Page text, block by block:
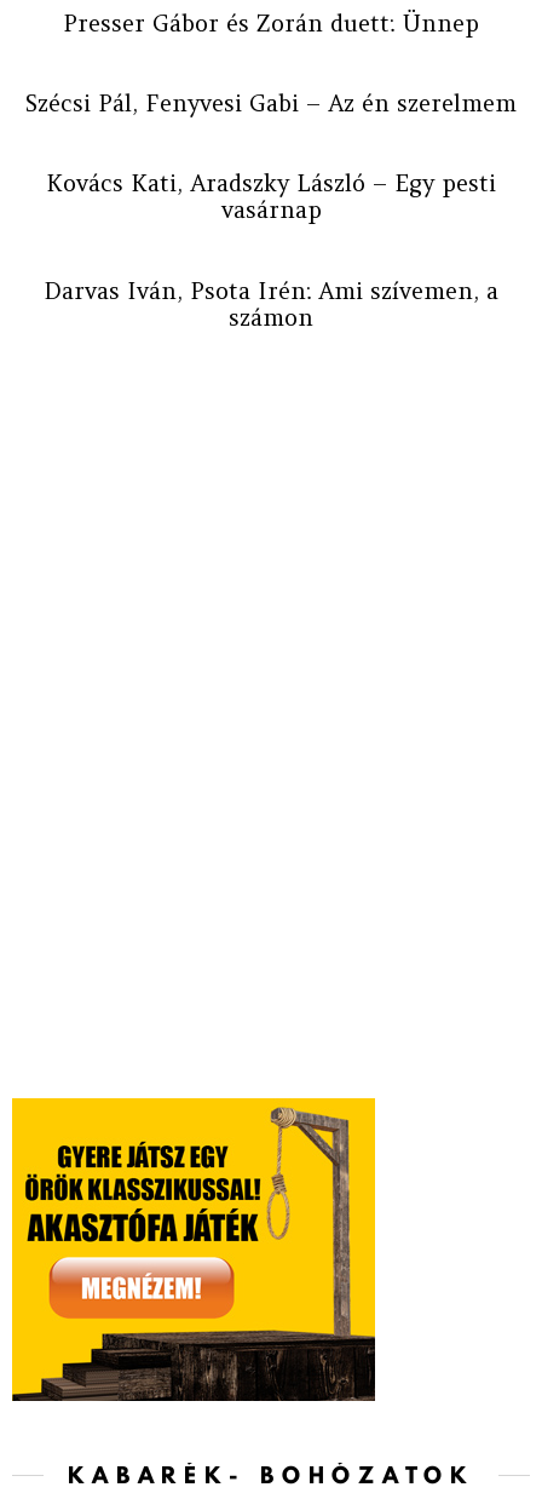
Presser Gábor és Zorán duett: Ünnep
Szécsi Pál, Fenyvesi Gabi – Az én szerelmem
Kovács Kati, Aradszky László – Egy pesti
vasárnap
Darvas Iván, Psota Irén: Ami szívemen, a
számon
KABARÉK- BOHÓZATOK